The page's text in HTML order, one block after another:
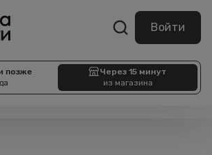
Войти
позже
Через 15 минут
из магазина